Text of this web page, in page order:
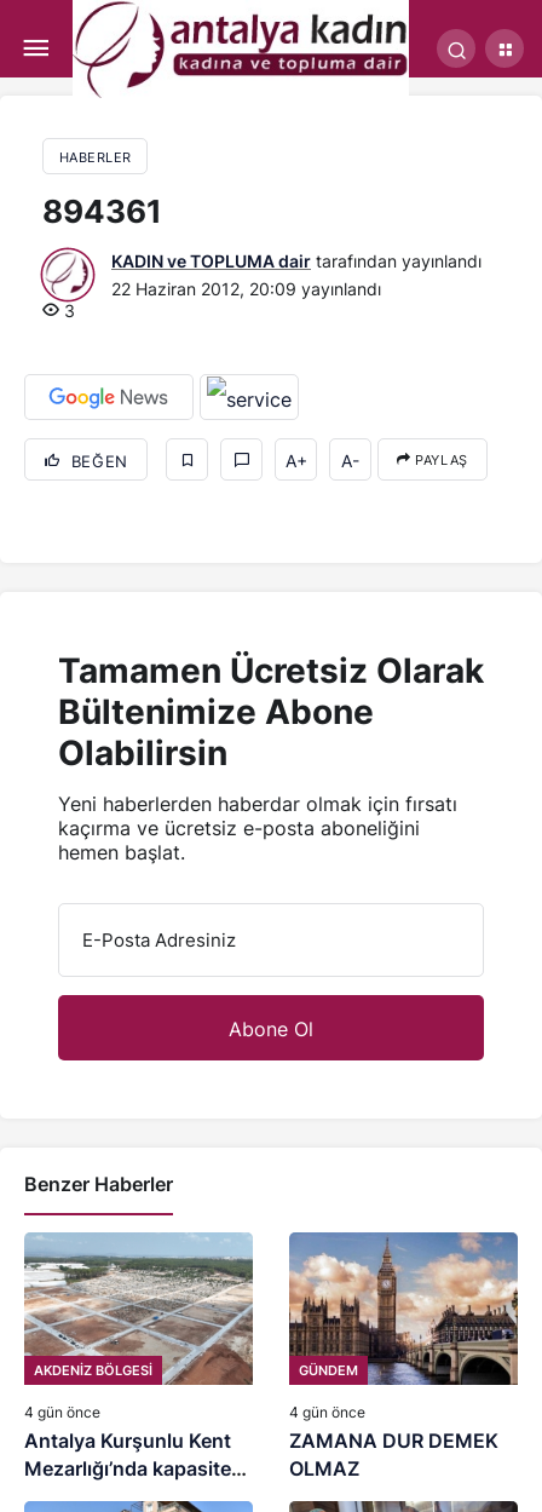
HABERLER
894361
KADIN ve TOPLUMA dair tarafından yayınlandı
22 Haziran 2012, 20:09 yayınlandı
3
BEĞEN A+ A- PAYLAŞ
Tamamen Ücretsiz Olarak
Bültenimize Abone
Olabilirsin
Yeni haberlerden haberdar olmak için fırsatı
kaçırma ve ücretsiz e-posta aboneliğini
hemen başlat.
E-Posta Adresiniz
Benzer Haberler
AKDENİZ BÖLGESİ
4 gün önce
Antalya Kurşunlu Kent
Mezarlığı’nda kapasite
artırımı
GÜNDEM
4 gün önce
ZAMANA DUR DEMEK
OLMAZ
Polisten kadına sokak ortasında dayak!..